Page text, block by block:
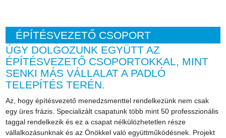
ÉPÍTÉSVEZETŐ CSOPORT
ÚGY DOLGOZUNK EGYÜTT AZ
ÉPÍTÉSVEZETŐ CSOPORTOKKAL, MINT
SENKI MÁS VÁLLALAT A PADLÓ
TELEPÍTÉS TERÉN.
Az, hogy építésvezető menedzsmenttel rendelkezünk nem csak
egy üres frázis. Specializált csapatunk több mint 50 professzionális
taggal rendelkezik és ez a csapat nélkülözhetetlen része
vállalkozásunknak és az Önökkel való együttműködésnek. Projekt